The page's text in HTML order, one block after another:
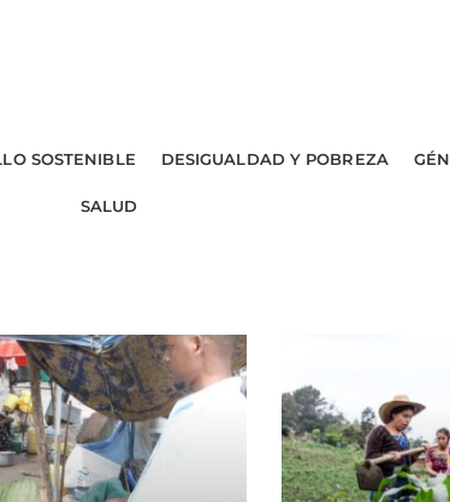
SOSTENIBLE DESIGUALDAD Y POBREZA
SALUD